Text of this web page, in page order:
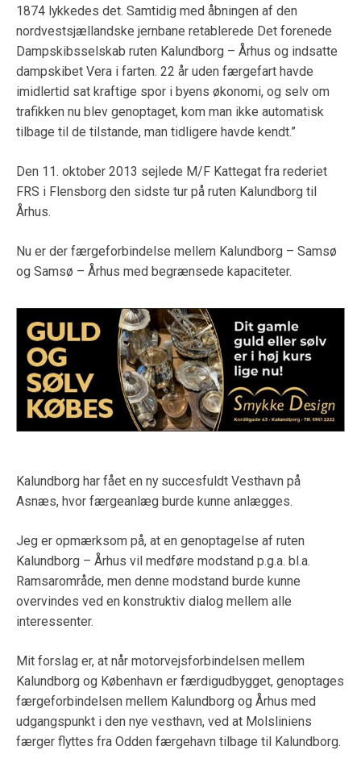
1874 lykkedes det. Samtidig med åbningen af den
nordvestsjællandske jernbane retablerede Det forenede
Dampskibsselskab ruten Kalundborg – Århus og indsatte
dampskibet Vera i farten. 22 år uden færgefart havde
imidlertid sat kraftige spor i byens økonomi, og selv om
trafikken nu blev genoptaget, kom man ikke automatisk
tilbage til de tilstande, man tidligere havde kendt.”
Den 11. oktober 2013 sejlede M/F Kattegat fra rederiet
FRS i Flensborg den sidste tur på ruten Kalundborg til
Århus.
Nu er der færgeforbindelse mellem Kalundborg – Samsø
og Samsø – Århus med begrænsede kapaciteter.
Kalundborg har fået en ny succesfuldt Vesthavn på
Asnæs, hvor færgeanlæg burde kunne anlægges.
Jeg er opmærksom på, at en genoptagelse af ruten
Kalundborg – Århus vil medføre modstand p.g.a. bl.a.
Ramsarområde, men denne modstand burde kunne
overvindes ved en konstruktiv dialog mellem alle
interessenter.
Mit forslag er, at når motorvejsforbindelsen mellem
Kalundborg og København er færdigudbygget, genoptages
færgeforbindelsen mellem Kalundborg og Århus med
udgangspunkt i den nye vesthavn, ved at Molsliniens
færger flyttes fra Odden færgehavn tilbage til Kalundborg.